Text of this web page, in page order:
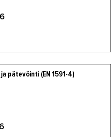
pätevöinti (EN 1591-4)